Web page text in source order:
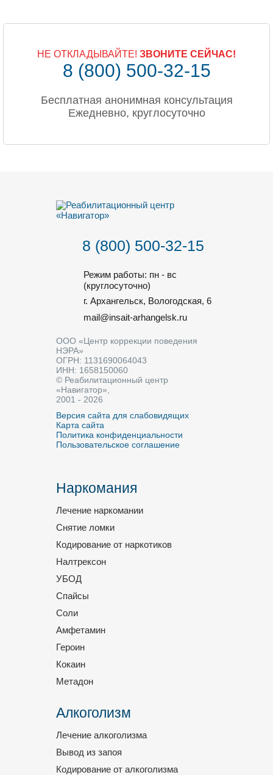
НЕ ОТКЛАДЫВАЙТЕ! ЗВОНИТЕ СЕЙЧАС!
8 (800) 500-32-15
Бесплатная анонимная консультация
Ежедневно, круглосуточно
8 (800) 500-32-15
Режим работы: пн - вс
(круглосуточно)
г. Архангельск, Вологодская, 6
mail@insait-arhangelsk.ru
ООО «Центр коррекции поведения
НЭРА»
ОГРН: 1131690064043
ИНН: 1658150060
© Реабилитационный центр
«Навигатор»,
2001 - 2026
Версия сайта для слабовидящих
Карта сайта
Политика конфиденциальности
Пользовательское соглашение
Наркомания
Лечение наркомании
Снятие ломки
Кодирование от наркотиков
Налтрексон
УБОД
Спайсы
Соли
Амфетамин
Героин
Кокаин
Метадон
Алкоголизм
Лечение алкоголизма
Вывод из запоя
Кодирование от алкоголизма